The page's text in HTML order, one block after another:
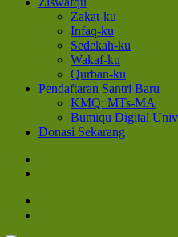
Zakat-ku
Infaq-ku
Sedekah-ku
Wakaf-ku
Qurban-ku
Pendaftaran Santri Baru
KMQ: MTs-MA
Bumiqu Digital
Donasi Sekarang